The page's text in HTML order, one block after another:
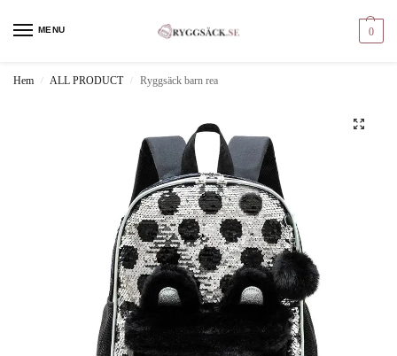
MENU 0
Hem / ALL PRODUCT / Ryggsäck barn rea